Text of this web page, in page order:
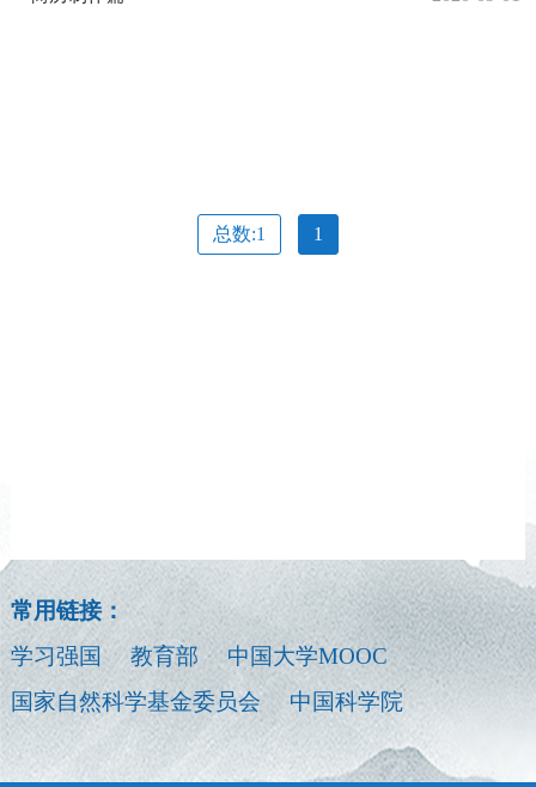
总数:1 1
常用链接：
学习强国
教育部
中国大学MOOC
国家自然科学基金委员会
中国科学院